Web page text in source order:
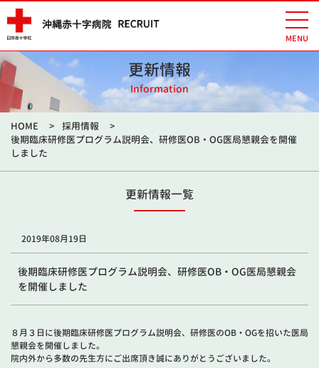
更新情報
Information
HOME
採用情報
後期臨床研修医プログラム説明会、研修医OB・OG医局懇親会を開催
しました
更新情報一覧
2019年08月19日
後期臨床研修医プログラム説明会、研修医OB・OG医局懇親会
を開催しました
８月３日に後期臨床研修医プログラム説明会、研修医のOB・OGを招いた医局
懇親会を開催しました。
院内外から多数の先生方にご出席頂き誠にありがとうございました。